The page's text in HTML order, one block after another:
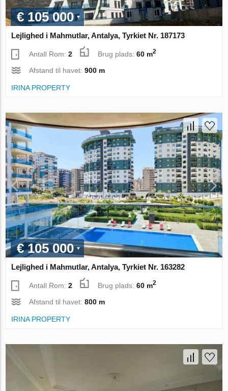
€ 105 000
Lejlighed i Mahmutlar, Antalya, Tyrkiet Nr. 187173
Antall Rom:2 Brug plads:60 m2
Afstand til havet:900 m
IRINA PROPERTY
€ 105 000
Lejlighed i Mahmutlar, Antalya, Tyrkiet Nr. 163282
Antall Rom:2 Brug plads:60 m2
Afstand til havet:800 m
IRINA PROPERTY